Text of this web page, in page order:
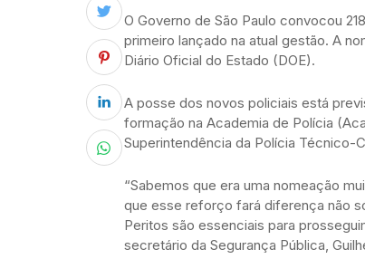
O Governo de São Paulo convocou
primeiro lançado na atual gestão. A
Diário Oficial do Estado (DOE).
A posse dos novos policiais está
formação na Academia de Polícia
Superintendência da Polícia
“Sabemos que era uma nomeação
que esse reforço fará diferença não
Peritos são essenciais para
secretário da Segurança Pública,